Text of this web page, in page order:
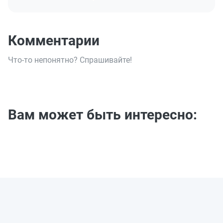
Комментарии
Что-то непонятно? Спрашивайте!
Вам может быть интересно: